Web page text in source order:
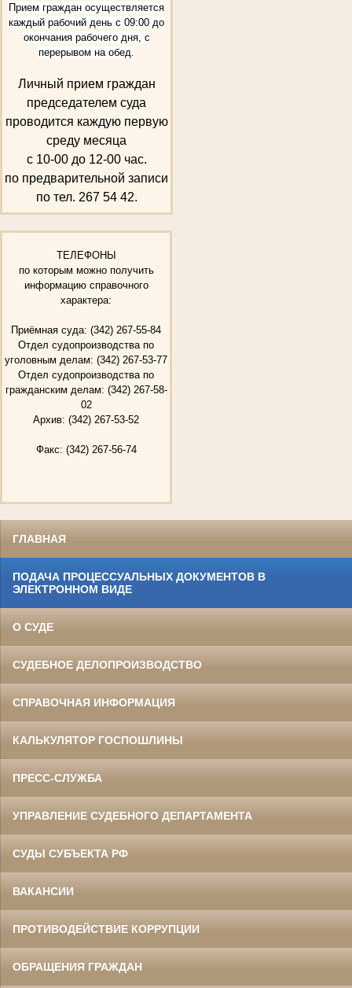
Прием граждан осуществляется
каждый рабочий день с 09:00 до
окончания рабочего дня, с
перерывом на обед.
Личный прием граждан
председателем суда
проводится каждую первую
среду месяца
с 10-00 до 12-00 час.
по предварительной записи
по тел. 267 54 42.
ТЕЛЕФОНЫ
по которым можно получить
информацию справочного
характера:
Приёмная суда: (342) 267-55-84
Отдел судопроизводства по
уголовным делам: (342) 267-53-77
Отдел судопроизводства по
гражданским делам: (342) 267-58-
02
Архив: (342) 267-53-52
Факс: (342) 267-56-74
ГЛАВНАЯ
ПОДАЧА ПРОЦЕССУАЛЬНЫХ ДОКУМЕНТОВ В
ЭЛЕКТРОННОМ ВИДЕ
О СУДЕ
СУДЕБНОЕ ДЕЛОПРОИЗВОДСТВО
СПРАВОЧНАЯ ИНФОРМАЦИЯ
КАЛЬКУЛЯТОР ГОСПОШЛИНЫ
ПРЕСС-СЛУЖБА
УПРАВЛЕНИЕ СУДЕБНОГО ДЕПАРТАМЕНТА
СУДЫ СУБЪЕКТА РФ
ВАКАНСИИ
ПРОТИВОДЕЙСТВИЕ КОРРУПЦИИ
ОБРАЩЕНИЯ ГРАЖДАН